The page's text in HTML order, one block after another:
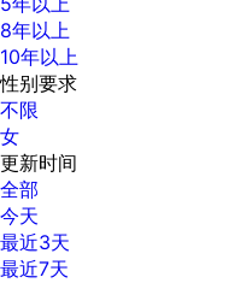
8年以上
10年以上
性别要求
不限
女
更新时间
全部
今天
最近3天
最近7天